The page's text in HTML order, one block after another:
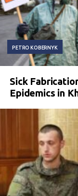
PETRO KOBERNYK
Sick
Epidemics in